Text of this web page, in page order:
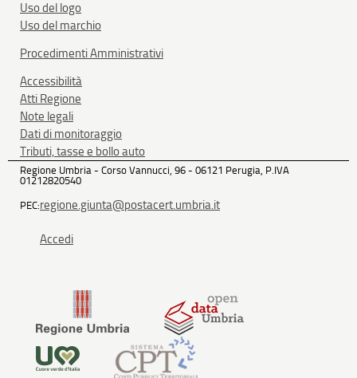
Uso del logo
Uso del marchio
Procedimenti Amministrativi
Accessibilità
Atti Regione
Note legali
Dati di monitoraggio
Tributi, tasse e bollo auto
Regione Umbria - Corso Vannucci, 96 - 06121 Perugia, P.IVA
01212820540
PEC:regione.giunta@postacert.umbria.it
Accedi